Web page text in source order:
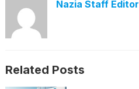
Nazia Staff Editor
Related Posts